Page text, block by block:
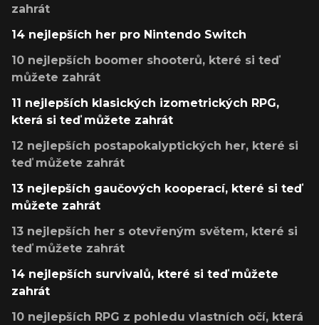
zahrát
14 nejlepších her pro Nintendo Switch
10 nejlepších boomer shooterů, které si teď
můžete zahrát
11 nejlepších klasických izometrických RPG,
která si teď můžete zahrát
12 nejlepších postapokalyptických her, které si
teď můžete zahrát
13 nejlepších gaučových kooperací, které si teď
můžete zahrát
13 nejlepších her s otevřeným světem, které si
teď můžete zahrát
14 nejlepších survivalů, které si teď můžete
zahrát
10 nejlepších RPG z pohledu vlastních očí, která